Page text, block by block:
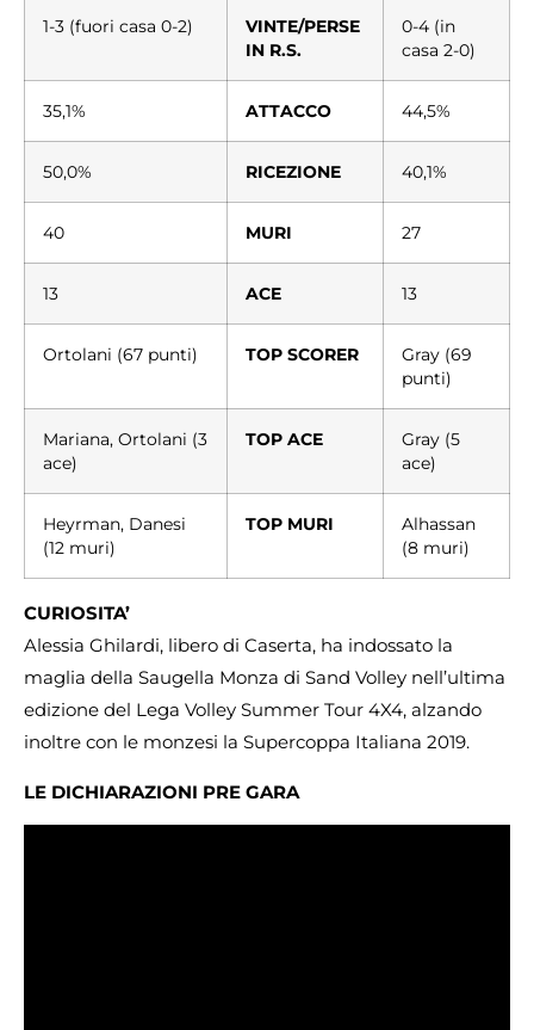
1-3 (fuori casa 0-2)
VINTE/PERSE
IN R.S.
0-4 (in
casa 2-0)
35,1% ATTACCO 44,5%
50,0% RICEZIONE 40,1%
40 MURI 27
13 ACE 13
Ortolani (67 punti) TOP SCORER
Gray (69
punti)
Mariana, Ortolani (3
ace)
TOP ACE
Gray (5
ace)
Heyrman, Danesi
(12 muri)
TOP MURI
Alhassan
(8 muri)
CURIOSITA’
Alessia Ghilardi, libero di Caserta, ha indossato la
maglia della Saugella Monza di Sand Volley nell’ultima
edizione del Lega Volley Summer Tour 4X4, alzando
inoltre con le monzesi la Supercoppa Italiana 2019.
LE DICHIARAZIONI PRE GARA